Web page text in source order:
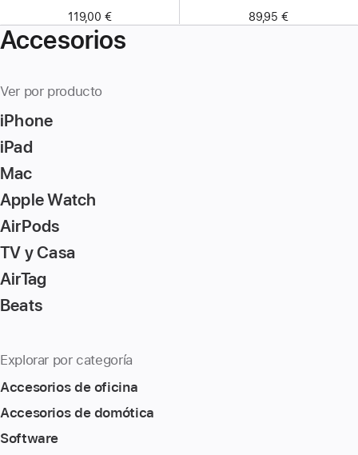
119,00 € 89,95 €
Accesorios
Ver por producto
iPhone
iPad
Mac
Apple Watch
AirPods
TV y Casa
AirTag
Beats
Explorar por categoría
Accesorios de oficina
Accesorios de domótica
Software